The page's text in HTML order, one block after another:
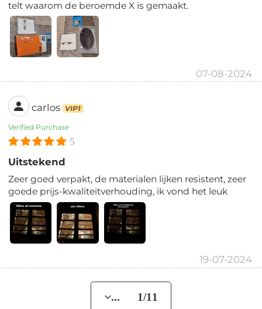
telt waarom de beroemde X is gemaakt.
07-08-2024
carlos VIP1
Verified Purchase
5
Uitstekend
Zeer goed verpakt, de materialen lijken resistent, zeer
goede prijs-kwaliteitverhouding, ik vond het leuk
19-07-2024
... 1/11